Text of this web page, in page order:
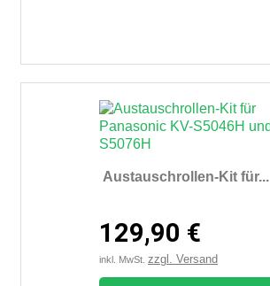
Austauschrollen-Kit für...
129,90 €
inkl. MwSt. zzgl. Versand